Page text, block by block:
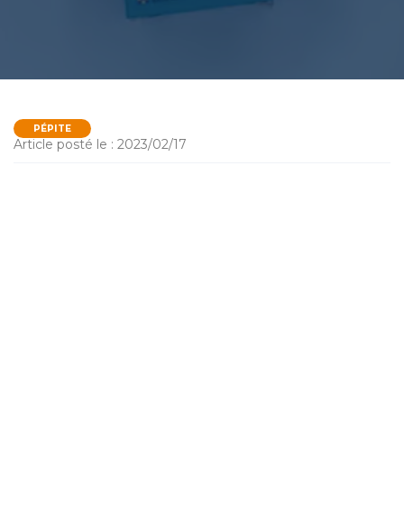
PÉPITE
Article posté le : 2023/02/17